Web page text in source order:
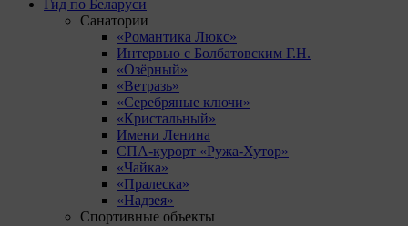
Гид по Беларуси
Санатории
«Романтика Люкс»
Интервью с Болбатовским Г.Н.
«Озёрный»
«Ветразь»
«Серебряные ключи»
«Кристальный»
Имени Ленина
СПА-курорт «Ружа-Хутор»
«Чайка»
«Пралеска»
«Надзея»
Спортивные объекты